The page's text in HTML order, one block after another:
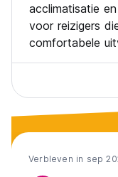
acclimatisatie
voor reizigers
comfortabele
Verbleven in sep